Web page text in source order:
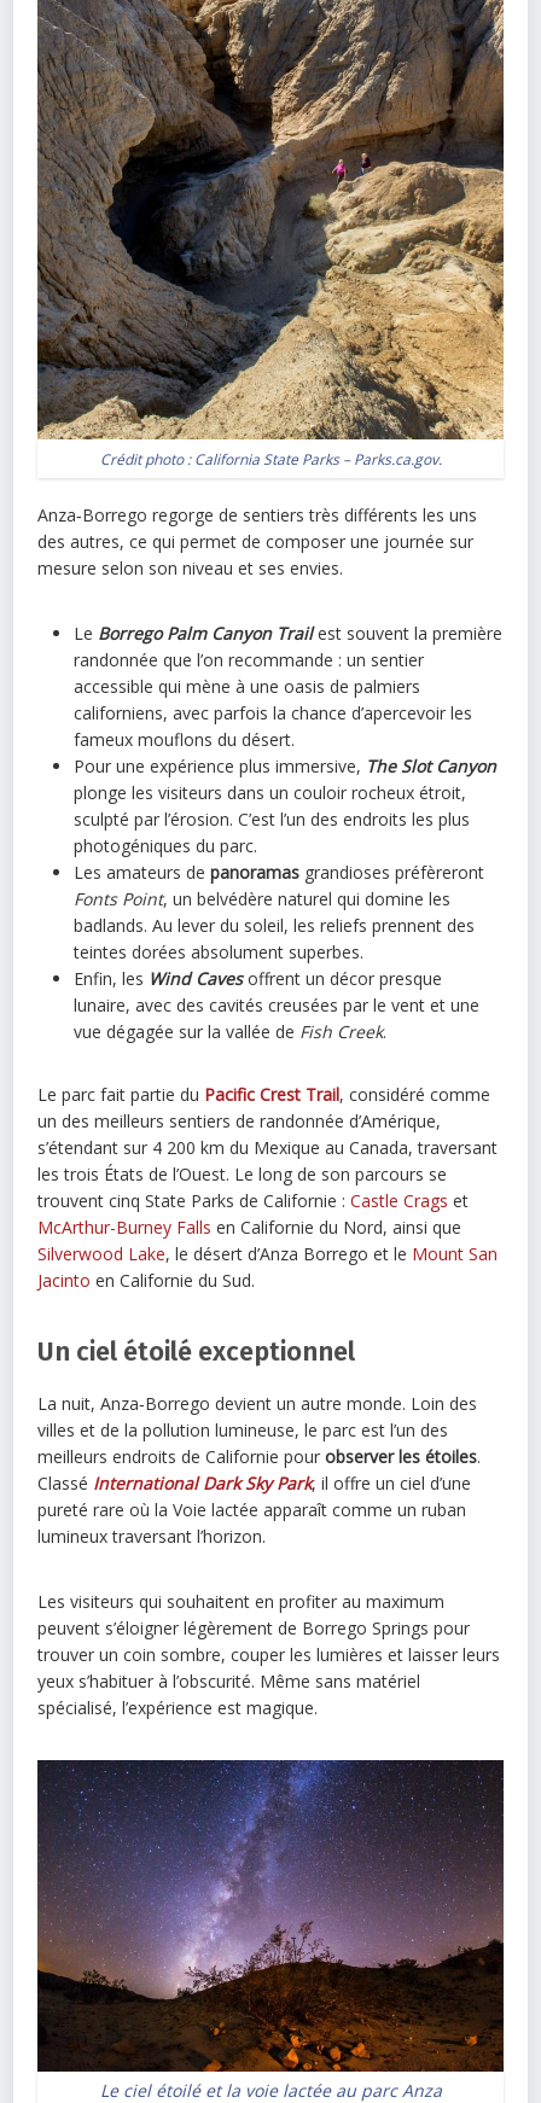
Crédit photo :California State Parks – Parks.ca.gov.
Anza‑Borrego regorge de sentiers très différents les uns
des autres, ce qui permet de composer une journée sur
mesure selon son niveau et ses envies.
Le Borrego Palm Canyon Trailest souvent la première
randonnée que l’on recommande : un sentier
accessible qui mène à une oasis de palmiers
californiens, avec parfois la chance d’apercevoir les
fameux mouflons du désert.
Pour une expérience plus immersive, The Slot Canyon
plonge les visiteurs dans un couloir rocheux étroit,
sculpté par l’érosion. C’est l’un des endroits les plus
photogéniques du parc.
Les amateurs depanoramas grandioses préfèreront
Fonts Point, un belvédère naturel qui domine les
badlands. Au lever du soleil, les reliefs prennent des
teintes dorées absolument superbes.
Enfin, les Wind Cavesoffrent un décor presque
lunaire, avec des cavités creusées par le vent et une
vue dégagée sur la vallée de Fish Creek.
Le parc fait partie du Pacific Crest Trail, considéré comme
un des meilleurs sentiers de randonnée d’Amérique,
s’étendant sur 4 200 km du Mexique au Canada, traversant
les trois États de l’Ouest. Le long de son parcours se
trouvent cinq State Parks de Californie :Castle Crags et
McArthur-Burney Falls en Californie du Nord, ainsi que
Silverwood Lake, le désert d’Anza Borrego et le Mount San
Jacinto en Californie du Sud.
Un ciel étoilé exceptionnel
La nuit, Anza‑Borrego devient un autre monde. Loin des
villes et de la pollution lumineuse, le parc est l’un des
meilleurs endroits de Californie pourobserver les étoiles.
Classé International Dark Sky Park, il offre un ciel d’une
pureté rare où la Voie lactée apparaît comme un ruban
lumineux traversant l’horizon.
Les visiteurs qui souhaitent en profiter au maximum
peuvent s’éloigner légèrement de Borrego Springs pour
trouver un coin sombre, couper les lumières et laisser leurs
yeux s’habituer à l’obscurité. Même sans matériel
spécialisé, l’expérience est magique.
Le ciel étoilé et la voie lactée au parc Anza